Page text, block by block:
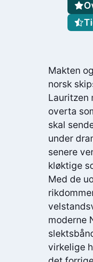
Makten
norsk
Lauritzen
overta
skal
under
senere
kløktige
Med de
moderne
virkelige